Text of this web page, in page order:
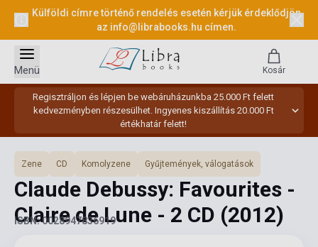
Külföldi címre történő rendelés esetén kérjük érdeklődjön
az info@librabooks.hu címen.
Regisztráljon és lépjen be webáruházunkba 25.000 Ft felett
kedvezményben részesülhet. Ingyenes kiszállítás 20.000 Ft
értékhatár felett!
Menü Kosár
Zene CD Komolyzene Gyűjtemények, válogatások
Claude Debussy: Favourites -
Claire de Lune - 2 CD (2012)
ISBN: 0028947836919